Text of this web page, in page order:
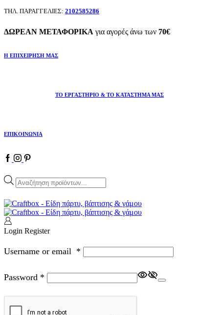
ΤΗΛ. ΠΑΡΑΓΓΕΛΙΕΣ: 2102585286
ΔΩΡΕΑΝ ΜΕΤΑΦΟΡΙΚΑ για αγορές άνω των 70€
Η ΕΠΙΧΕΙΡΗΣΗ ΜΑΣ
ΤΟ ΕΡΓΑΣΤΗΡΙΟ & ΤΟ ΚΑΤΑΣΤΗΜΑ ΜΑΣ
ΕΠΙΚΟΙΝΩΝΙΑ
Facebook
Instagram
Pinterest
Products
search
Login Register
Username or email *
Password *